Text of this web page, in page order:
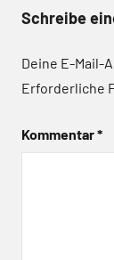
Schreibe
Deine E-Mail-
Erforderliche
Kommentar*